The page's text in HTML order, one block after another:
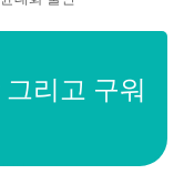
리고 구워